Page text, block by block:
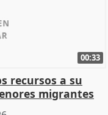
00:33
recursos a su
migrantes